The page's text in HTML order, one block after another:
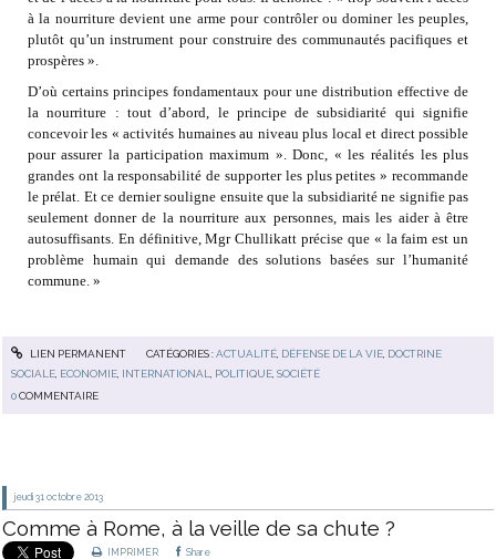
à la nourriture devient une arme pour contrôler ou dominer les peuples,
plutôt qu’un instrument pour construire des communautés pacifiques et
prospères ».
D’où certains principes fondamentaux pour une distribution effective de
la nourriture : tout d’abord, le principe de subsidiarité qui signifie
concevoir les « activités humaines au niveau plus local et direct possible
pour assurer la participation maximum ». Donc, « les réalités les plus
grandes ont la responsabilité de supporter les plus petites » recommande
le prélat. Et ce dernier souligne ensuite que la subsidiarité ne signifie pas
seulement donner de la nourriture aux personnes, mais les aider à être
autosuffisants. En définitive, Mgr Chullikatt précise que « la faim est un
problème humain qui demande des solutions basées sur l’humanité
commune. »
LIEN PERMANENT CATÉGORIES :ACTUALITÉ, DÉFENSE DE LA VIE, DOCTRINE
SOCIALE, ECONOMIE, INTERNATIONAL, POLITIQUE,SOCIÉTÉ
0COMMENTAIRE
jeudi 31 octobre 2013
Comme à Rome, à la veille de sa chute ?
IMPRIMER Share